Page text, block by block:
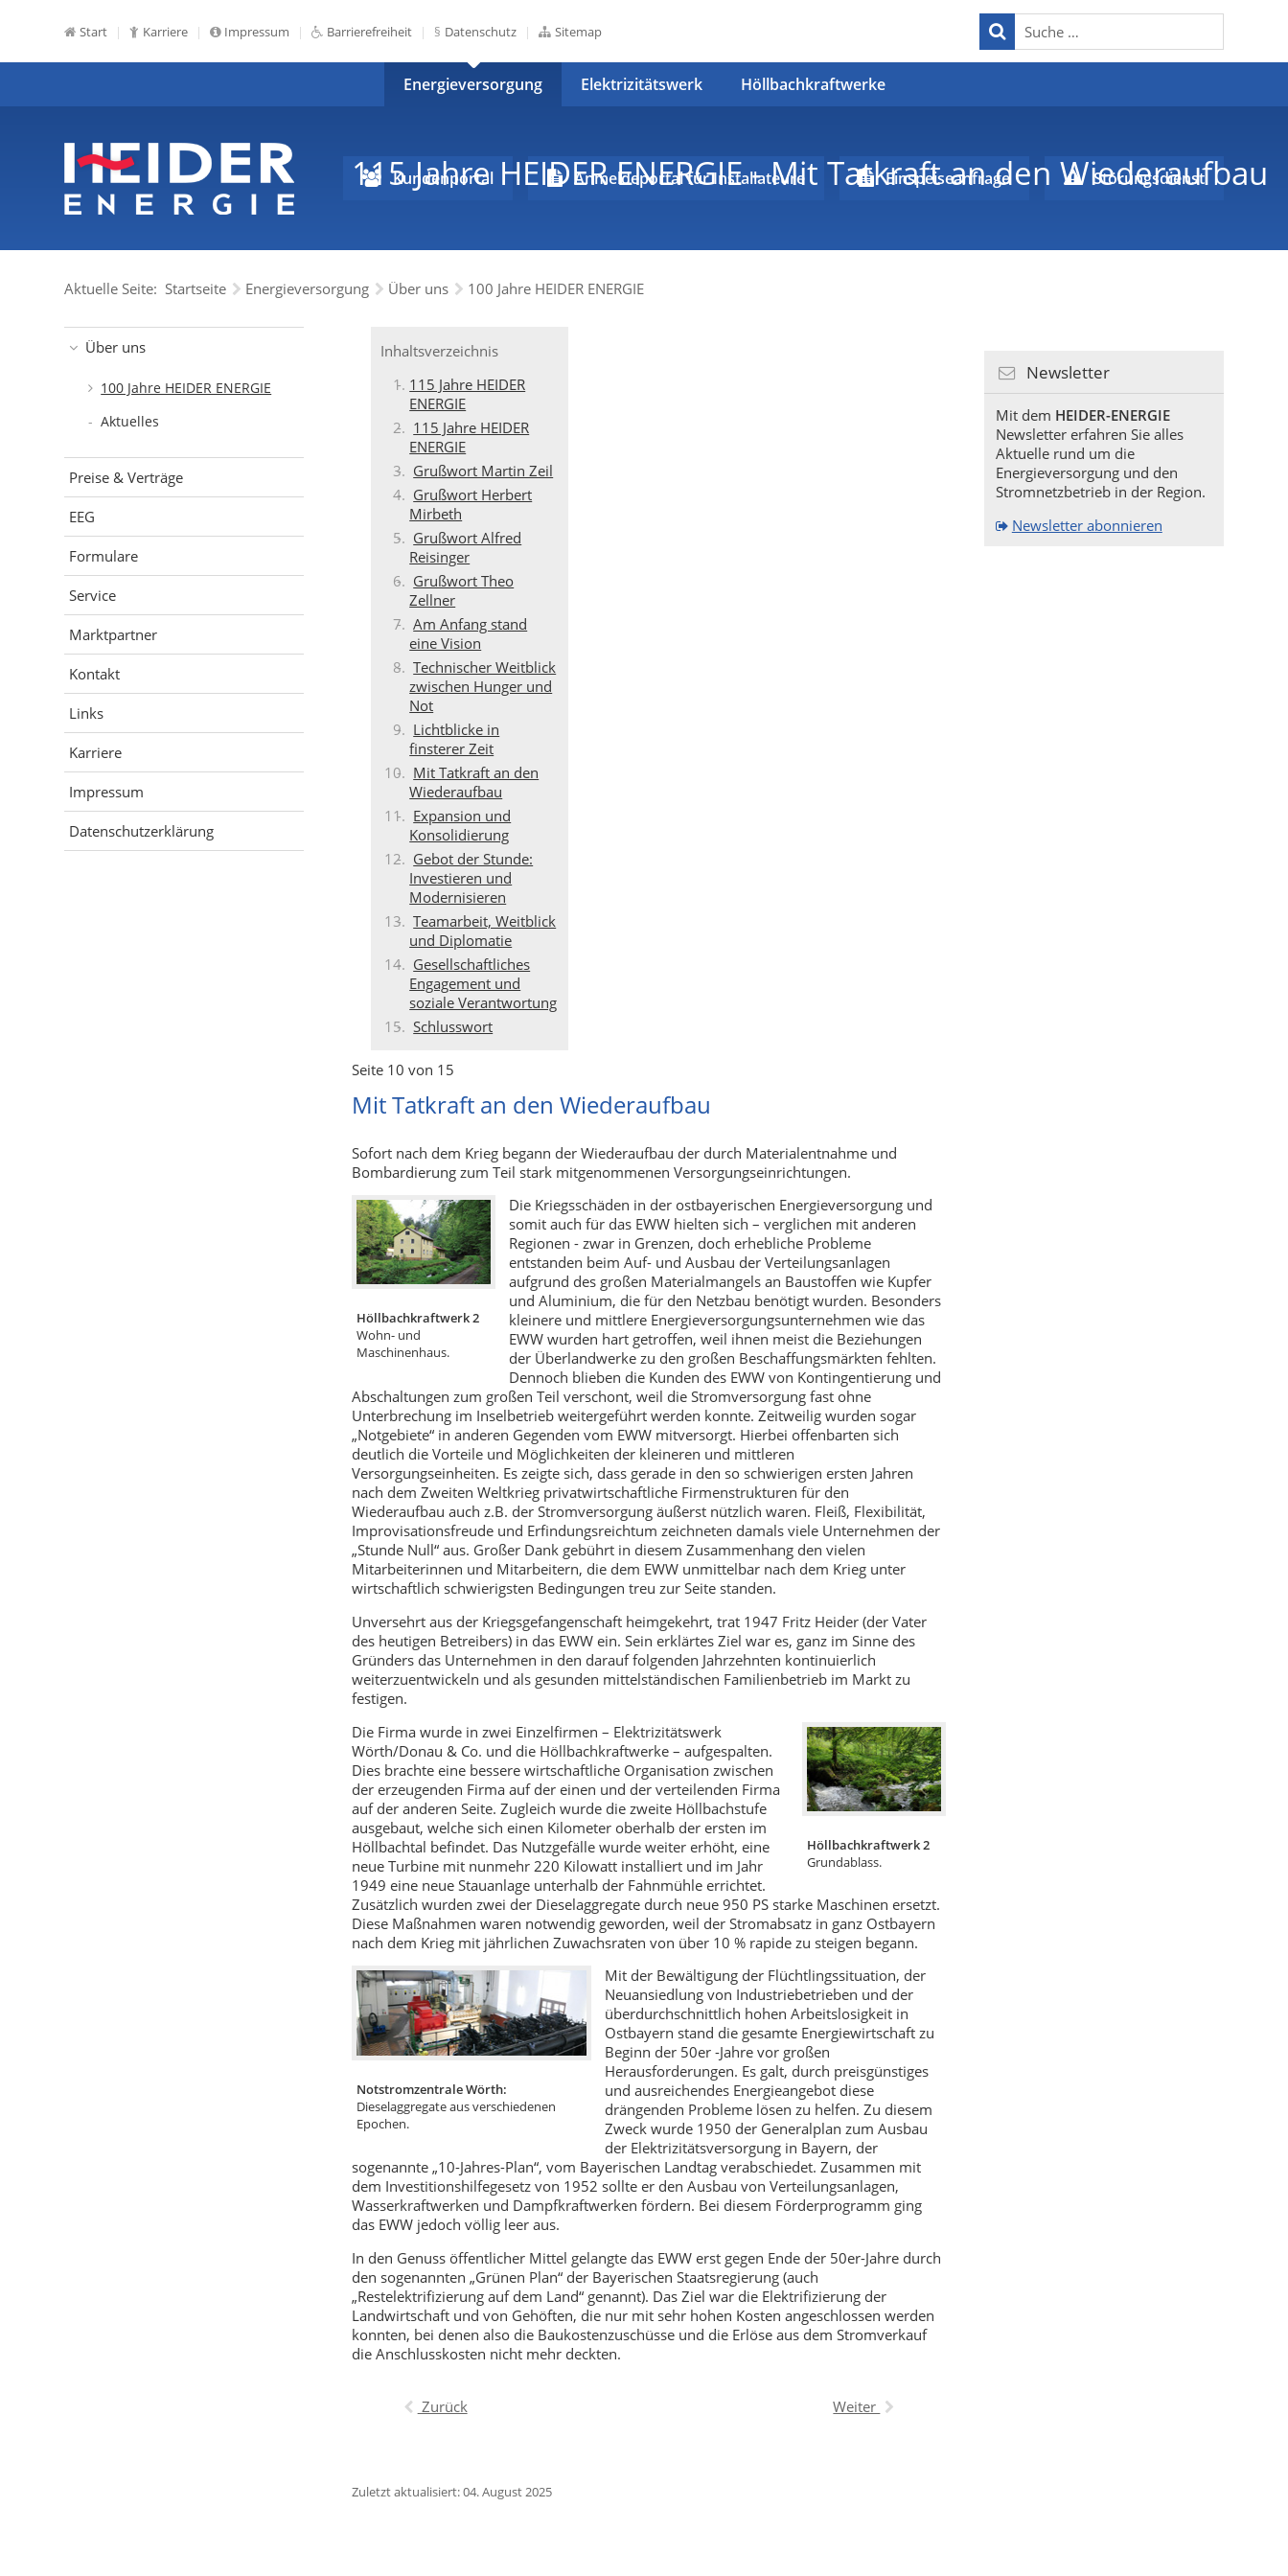
Start Karriere Impressum Barrierefreiheit Datenschutz Sitemap
Energieversorgung Elektrizitätswerk Höllbachkraftwerke
Kundenportal Anmeldeportal für Installateure Einspeiseanfrage Störungsdienst
Aktuelle Seite: Startseite Energieversorgung Über uns 100 Jahre HEIDER ENERGIE
Über uns
100 Jahre HEIDER ENERGIE
Aktuelles
Preise & Verträge
EEG
Formulare
Service
Marktpartner
Kontakt
Links
Karriere
Impressum
Datenschutzerklärung
115 Jahre HEIDER ENERGIE - Mit Tatkraft an den Wiederaufbau
Inhaltsverzeichnis
115 Jahre HEIDER
ENERGIE
115 Jahre HEIDER
ENERGIE
Grußwort Martin Zeil
Grußwort Herbert
Mirbeth
Grußwort Alfred
Reisinger
Grußwort Theo
Zellner
Am Anfang stand
eine Vision
Technischer Weitblick
zwischen Hunger und
Not
Lichtblicke in
finsterer Zeit
Mit Tatkraft an den
Wiederaufbau
Expansion und
Konsolidierung
Gebot der Stunde:
Investieren und
Modernisieren
Teamarbeit, Weitblick
und Diplomatie
Gesellschaftliches
Engagement und
soziale Verantwortung
Schlusswort
Seite 10 von 15
Mit Tatkraft an den Wiederaufbau
Sofort nach dem Krieg begann der Wiederaufbau der durch Materialentnahme und
Bombardierung zum Teil stark mitgenommenen Versorgungseinrichtungen.
Höllbachkraftwerk 2
Wohn- und
Maschinenhaus.
Die Kriegsschäden in der ostbayerischen Energieversorgung und
somit auch für das EWW hielten sich – verglichen mit anderen
Regionen - zwar in Grenzen, doch erhebliche Probleme
entstanden beim Auf- und Ausbau der Verteilungsanlagen
aufgrund des großen Materialmangels an Baustoffen wie Kupfer
und Aluminium, die für den Netzbau benötigt wurden. Besonders
kleinere und mittlere Energieversorgungsunternehmen wie das
EWW wurden hart getroffen, weil ihnen meist die Beziehungen
der Überlandwerke zu den großen Beschaffungsmärkten fehlten.
Dennoch blieben die Kunden des EWW von Kontingentierung und
Abschaltungen zum großen Teil verschont, weil die Stromversorgung fast ohne
Unterbrechung im Inselbetrieb weitergeführt werden konnte. Zeitweilig wurden sogar
„Notgebiete“ in anderen Gegenden vom EWW mitversorgt. Hierbei offenbarten sich
deutlich die Vorteile und Möglichkeiten der kleineren und mittleren
Versorgungseinheiten. Es zeigte sich, dass gerade in den so schwierigen ersten Jahren
nach dem Zweiten Weltkrieg privatwirtschaftliche Firmenstrukturen für den
Wiederaufbau auch z.B. der Stromversorgung äußerst nützlich waren. Fleiß, Flexibilität,
Improvisationsfreude und Erfindungsreichtum zeichneten damals viele Unternehmen der
„Stunde Null“ aus. Großer Dank gebührt in diesem Zusammenhang den vielen
Mitarbeiterinnen und Mitarbeitern, die dem EWW unmittelbar nach dem Krieg unter
wirtschaftlich schwierigsten Bedingungen treu zur Seite standen.
Unversehrt aus der Kriegsgefangenschaft heimgekehrt, trat 1947 Fritz Heider (der Vater
des heutigen Betreibers) in das EWW ein. Sein erklärtes Ziel war es, ganz im Sinne des
Gründers das Unternehmen in den darauf folgenden Jahrzehnten kontinuierlich
weiterzuentwickeln und als gesunden mittelständischen Familienbetrieb im Markt zu
festigen.
Höllbachkraftwerk 2
Grundablass.
Die Firma wurde in zwei Einzelfirmen – Elektrizitätswerk
Wörth/Donau & Co. und die Höllbachkraftwerke – aufgespalten.
Dies brachte eine bessere wirtschaftliche Organisation zwischen
der erzeugenden Firma auf der einen und der verteilenden Firma
auf der anderen Seite. Zugleich wurde die zweite Höllbachstufe
ausgebaut, welche sich einen Kilometer oberhalb der ersten im
Höllbachtal befindet. Das Nutzgefälle wurde weiter erhöht, eine
neue Turbine mit nunmehr 220 Kilowatt installiert und im Jahr
1949 eine neue Stauanlage unterhalb der Fahnmühle errichtet.
Zusätzlich wurden zwei der Dieselaggregate durch neue 950 PS starke Maschinen ersetzt.
Diese Maßnahmen waren notwendig geworden, weil der Stromabsatz in ganz Ostbayern
nach dem Krieg mit jährlichen Zuwachsraten von über 10 % rapide zu steigen begann.
Notstromzentrale Wörth:
Dieselaggregate aus verschiedenen
Epochen.
Mit der Bewältigung der Flüchtlingssituation, der
Neuansiedlung von Industriebetrieben und der
überdurchschnittlich hohen Arbeitslosigkeit in
Ostbayern stand die gesamte Energiewirtschaft zu
Beginn der 50er -Jahre vor großen
Herausforderungen. Es galt, durch preisgünstiges
und ausreichendes Energieangebot diese
drängenden Probleme lösen zu helfen. Zu diesem
Zweck wurde 1950 der Generalplan zum Ausbau
der Elektrizitätsversorgung in Bayern, der
sogenannte „10-Jahres-Plan“, vom Bayerischen Landtag verabschiedet. Zusammen mit
dem Investitionshilfegesetz von 1952 sollte er den Ausbau von Verteilungsanlagen,
Wasserkraftwerken und Dampfkraftwerken fördern. Bei diesem Förderprogramm ging
das EWW jedoch völlig leer aus.
In den Genuss öffentlicher Mittel gelangte das EWW erst gegen Ende der 50er-Jahre durch
den sogenannten „Grünen Plan“ der Bayerischen Staatsregierung (auch
„Restelektrifizierung auf dem Land“ genannt). Das Ziel war die Elektrifizierung der
Landwirtschaft und von Gehöften, die nur mit sehr hohen Kosten angeschlossen werden
konnten, bei denen also die Baukostenzuschüsse und die Erlöse aus dem Stromverkauf
die Anschlusskosten nicht mehr deckten.
Zurück Weiter
Zuletzt aktualisiert: 04. August 2025
Newsletter
Mit dem HEIDER-ENERGIE
Newsletter erfahren Sie alles
Aktuelle rund um die
Energieversorgung und den
Stromnetzbetrieb in der Region.
Newsletter abonnieren